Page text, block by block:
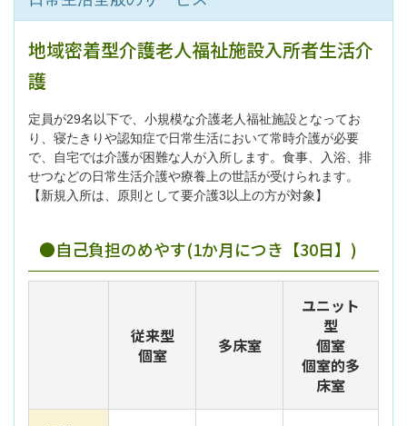
地域密着型介護老人福祉施設入所者生活介
護
定員が29名以下で、小規模な介護老人福祉施設となってお
り、寝たきりや認知症で日常生活において常時介護が必要
で、自宅では介護が困難な人が入所します。食事、入浴、排
せつなどの日常生活介護や療養上の世話が受けられます。
【新規入所は、原則として要介護3以上の方が対象】
●自己負担のめやす(1か月につき【30日】)
従来型
個室
多床室
ユニット
型
個室
個室的多
床室